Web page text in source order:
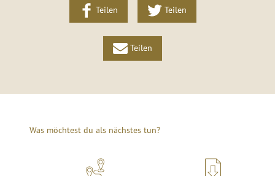
Teilen Teilen
Teilen
Was möchtest du als nächstes tun?